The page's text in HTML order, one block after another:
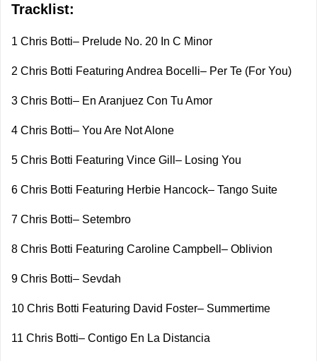
Tracklist:
1 Chris Botti– Prelude No. 20 In C Minor
2 Chris Botti Featuring Andrea Bocelli– Per Te (For You)
3 Chris Botti– En Aranjuez Con Tu Amor
4 Chris Botti– You Are Not Alone
5 Chris Botti Featuring Vince Gill– Losing You
6 Chris Botti Featuring Herbie Hancock– Tango Suite
7 Chris Botti– Setembro
8 Chris Botti Featuring Caroline Campbell– Oblivion
9 Chris Botti– Sevdah
10 Chris Botti Featuring David Foster– Summertime
11 Chris Botti– Contigo En La Distancia